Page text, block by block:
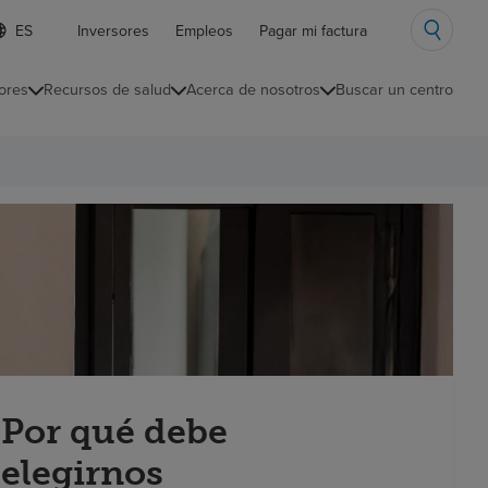
Inversores Empleos Pagar mi factura
Recursos de salud Acerca de nosotros Buscar un centro
Por qué debe
elegirnos